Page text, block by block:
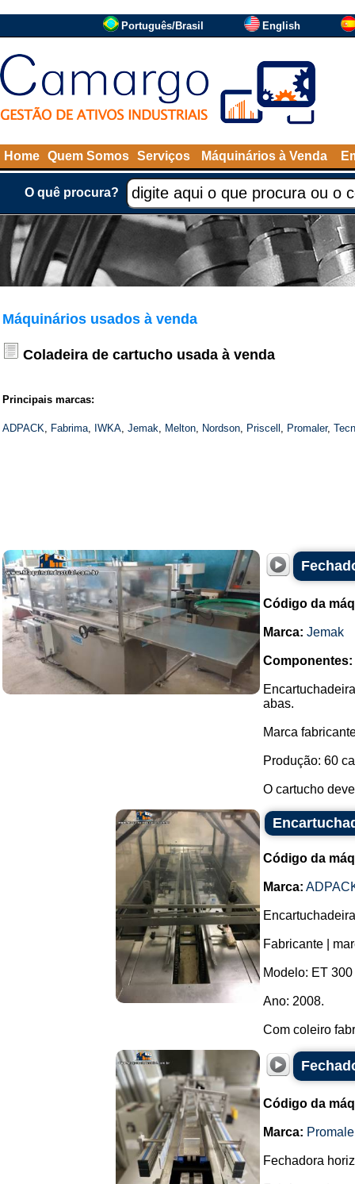
Português/Brasil English
Home Quem Somos Serviços Máquinários à Venda
O quê procura?
Máquinários usados à venda
Coladeira de cartucho usada à venda
Principais marcas:
ADPACK, Fabrima, IWKA, Jemak, Melton, Nordson, Priscell , Promaler,
Código da
Marca: Jemak
Componentes:
abas.
Marca
Produção: 60
O cartucho
Código da
Marca:
Fabricante |
Modelo: ET 300
Ano: 2008.
Com coleiro
Código da
Marca:
Fechadora